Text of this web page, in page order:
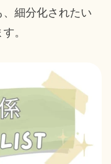
細分化されたい
。